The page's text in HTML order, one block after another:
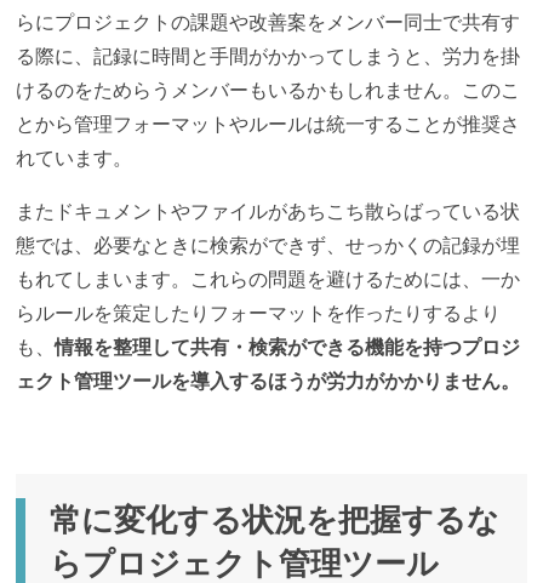
らにプロジェクトの課題や改善案をメンバー同士で共有す
る際に、記録に時間と手間がかかってしまうと、労力を掛
けるのをためらうメンバーもいるかもしれません。このこ
とから管理フォーマットやルールは統一することが推奨さ
れています。
またドキュメントやファイルがあちこち散らばっている状
態では、必要なときに検索ができず、せっかくの記録が埋
もれてしまいます。これらの問題を避けるためには、一か
らルールを策定したりフォーマットを作ったりするより
も、情報を整理して共有・検索ができる機能を持つプロジ
ェクト管理ツールを導入するほうが労力がかかりません。
常に変化する状況を把握するな
らプロジェクト管理ツール